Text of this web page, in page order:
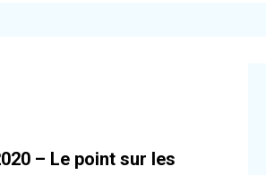
– Le point sur les